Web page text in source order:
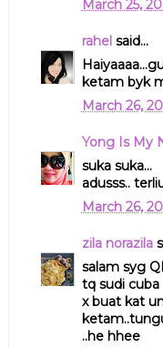
March 25,
rahelsaid...
ketam byk
March 26,
Yong Is My
suka suka...
adusss..
March 26,
zila norazila
salam syg
tq sudi cuba
x buat kat
..he hhee